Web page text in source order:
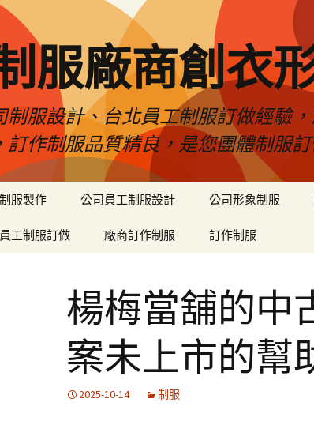
服廠商創衣
制服設計、台北員工制服訂做經驗
作制服品質精良，是您團體制服
服製作 公司員工制服設計 公司形象制服
員工制服訂做 廠商訂作制服 訂作制服
楊梅當舖的中
案未上市的幫
2025-10-14 制服